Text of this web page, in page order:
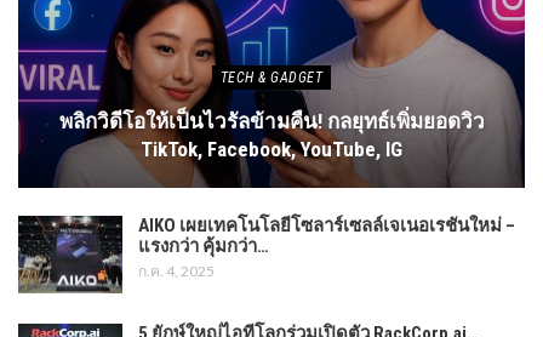
TECH & GADGET
พลิกวิดีโอให้เป็นไวรัลข้ามคืน! กลยุทธ์เพิ่มยอดวิว
TikTok, Facebook, YouTube, IG
AIKO เผยเทคโนโลยีโซลาร์เซลล์เจเนอเรชันใหม่ –
แรงกว่า คุ้มกว่า…
ก.ค. 4, 2025